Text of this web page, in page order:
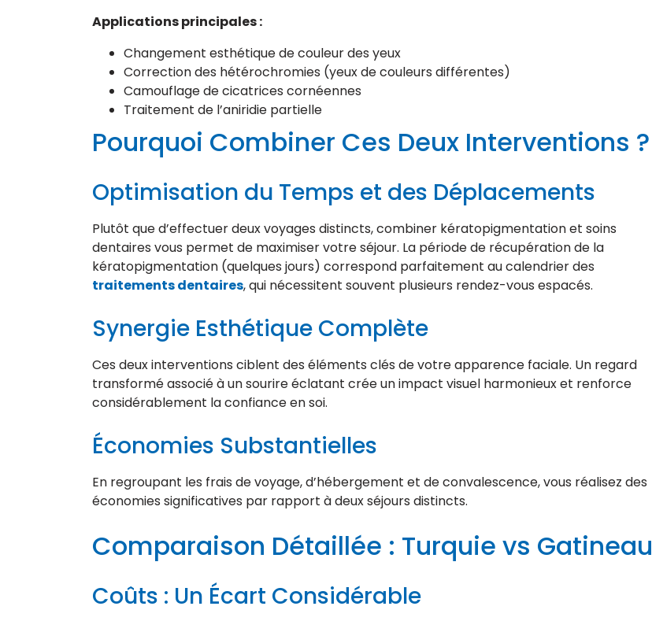
Applications principales :
Changement esthétique de couleur des yeux
Correction des hétérochromies (yeux de couleurs différentes)
Camouflage de cicatrices cornéennes
Traitement de l’aniridie partielle
Pourquoi Combiner Ces Deux Interventions ?
Optimisation du Temps et des Déplacements
Plutôt que d’effectuer deux voyages distincts, combiner kératopigmentation et soins
dentaires vous permet de maximiser votre séjour. La période de récupération de la
kératopigmentation (quelques jours) correspond parfaitement au calendrier des
traitements dentaires, qui nécessitent souvent plusieurs rendez-vous espacés.
Synergie Esthétique Complète
Ces deux interventions ciblent des éléments clés de votre apparence faciale. Un regard
transformé associé à un sourire éclatant crée un impact visuel harmonieux et renforce
considérablement la confiance en soi.
Économies Substantielles
En regroupant les frais de voyage, d’hébergement et de convalescence, vous réalisez des
économies significatives par rapport à deux séjours distincts.
Comparaison Détaillée : Turquie vs Gatineau
Coûts : Un Écart Considérable